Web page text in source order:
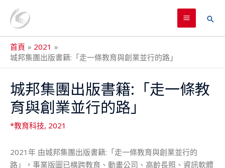
MAIN
MENU
搜
尋
首頁
2021
城邦集團出版書籍:「走一條教育與創業並行的路」
城邦集團出版書籍:「走一條教
育與創業並行的路」
*教育科技, 2021
2021年 由城邦集團出版書籍:「走一條教育與創業並行的
路」，事業版圖已橫跨教育、動畫公司、高齡長照、資訊軟體
navigation